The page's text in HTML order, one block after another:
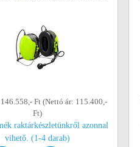
Ft (Nettó ár: 115.400,-
Ft)
raktárkészletünkről azonnal
vihető. (1-4 darab)